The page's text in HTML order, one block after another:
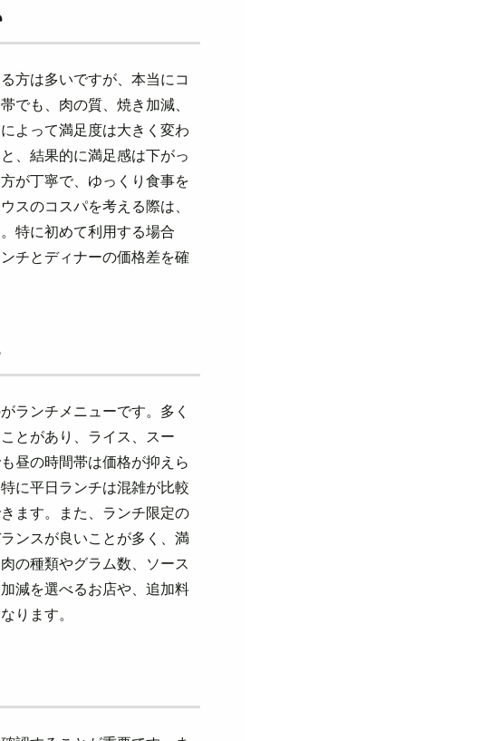
方は多いですが、本当にコ
でも、肉の質、焼き加減、
よって満足度は大きく変わ
、結果的に満足感は下がっ
が丁寧で、ゆっくり食事を
スのコスパを考える際は、
特に初めて利用する場合
チとディナーの価格差を確
ランチメニューです。多く
とがあり、ライス、スー
昼の時間帯は価格が抑えら
に平日ランチは混雑が比較
ます。また、ランチ限定の
ンスが良いことが多く、満
の種類やグラム数、ソース
減を選べるお店や、追加料
ります。